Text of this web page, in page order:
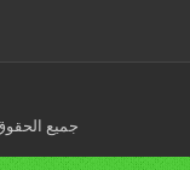
جميع الحقوق